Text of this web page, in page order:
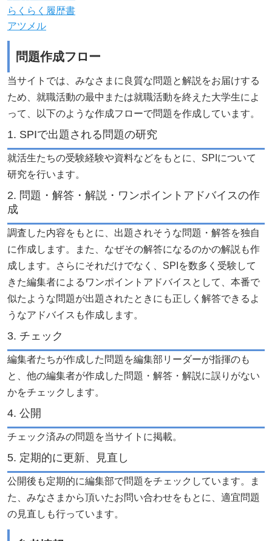
らくらく履歴書
アツメル
問題作成フロー
当サイトでは、みなさまに良質な問題と解説をお届けする
ため、就職活動の最中または就職活動を終えた大学生によ
って、以下のような作成フローで問題を作成しています。
1. SPIで出題される問題の研究
就活生たちの受験経験や資料などをもとに、SPIについて
研究を行います。
2. 問題・解答・解説・ワンポイントアドバイスの作
成
調査した内容をもとに、出題されそうな問題・解答を独自
に作成します。また、なぜその解答になるのかの解説も作
成します。さらにそれだけでなく、SPIを数多く受験して
きた編集者によるワンポイントアドバイスとして、本番で
似たような問題が出題されたときにも正しく解答できるよ
うなアドバイスも作成します。
3. チェック
編集者たちが作成した問題を編集部リーダーが指揮のも
と、他の編集者が作成した問題・解答・解説に誤りがない
かをチェックします。
4. 公開
チェック済みの問題を当サイトに掲載。
5. 定期的に更新、見直し
公開後も定期的に編集部で問題をチェックしています。ま
た、みなさまから頂いたお問い合わせをもとに、適宜問題
の見直しも行っています。